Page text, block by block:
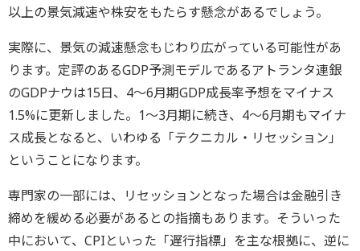
以上の景気減速や株安をもたらす懸念があるでしょう。
実際に、景気の減速懸念もじわり広がっている可能性があ
ります。定評のあるGDP予測モデルであるアトランタ連銀
のGDPナウは15日、4～6月期GDP成長率予想をマイナス
1.5%に更新しました。1～3月期に続き、4～6月期もマイナ
ス成長となると、いわゆる「テクニカル・リセッション」
ということになります。
専門家の一部には、リセッションとなった場合は金融引き
締めを緩める必要があるとの指摘もあります。そういった
中において、CPIといった「遅行指標」を主な根拠に、逆に